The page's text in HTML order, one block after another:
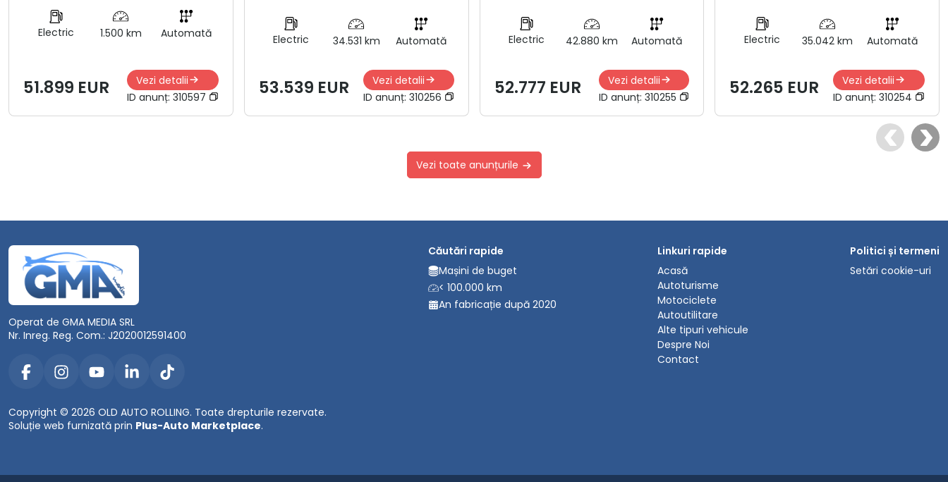
Electric 1.500 km Automată
51.899 EUR
Vezi detalii
ID anunț: 310597
Electric 34.531 km Automată
53.539 EUR
Vezi detalii
ID anunț: 310256
Electric 42.880 km Automată
52.777 EUR
Vezi detalii
ID anunț:310255
Electric 35.042 km Automată
52.265 EUR
Vezi detalii
ID anunț: 310254
Vezi toate anunțurile
Operat de GMA MEDIA SRL
Nr. Inreg. Reg. Com.: J2020012591400
Copyright © 2026 OLD AUTO ROLLING. Toate drepturile rezervate.
Soluție web furnizată prin Plus-Auto Marketplace.
Căutări rapide
Mașini de buget
< 100.000 km
An fabricație după 2020
Linkuri rapide
Acasă
Autoturisme
Motociclete
Autoutilitare
Alte tipuri vehicule
Despre Noi
Contact
Politici și termeni
Setări cookie-uri